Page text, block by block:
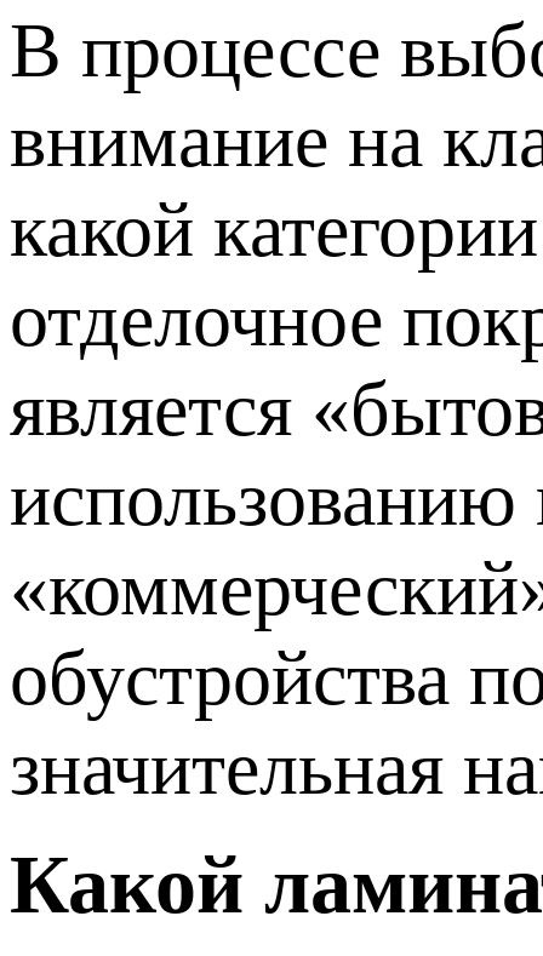
В процессе
внимание на
какой
отделочное
является
обустройства
значительная
Какой